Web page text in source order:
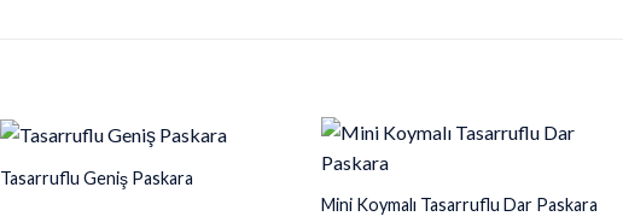
Tasarruflu Geniş Paskara
Mini Koymalı Tasarruflu Dar Paskara